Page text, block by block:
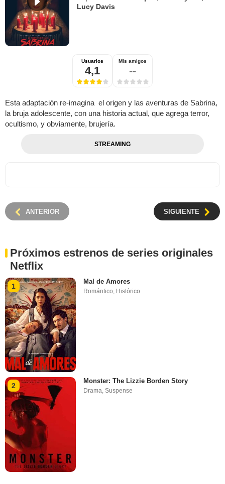
Lucy Davis
Usuarios
4,1
Mis amigos
--
Esta adaptación re-imagina el origen y las aventuras de Sabrina,
la bruja adolescente, con una historia actual, que agrega terror,
ocultismo, y obviamente, brujería.
STREAMING
ANTERIOR SIGUIENTE
Próximos estrenos de series originales
Netflix
1
Mal de Amores
Romántico, Histórico
2
Monster: The Lizzie Borden Story
Drama,Suspense